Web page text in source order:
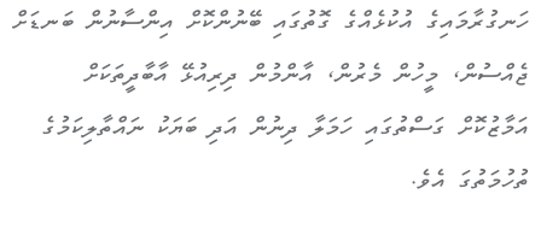
ހަނގުރާމައިގެ އުކުޅެއްގެ ގޮތުގައި ބޭނުންކޮށް އިންސާނުން ބަނޑަށް
ޖެއްސުން، މީހުން މެރުން، އާންމުން ދިރިއުޅޭ އާބާދީތަކަށް
އަމާޒުކޮށް ގަސްތުގައި ހަމަލާ ދިނުން އަދި ބަޔަކު ނައްތާލިކަމުގެ
ތުހުމަތުގަ އެވެ.